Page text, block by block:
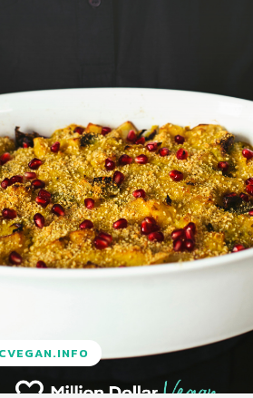
CVEGAN.INFO